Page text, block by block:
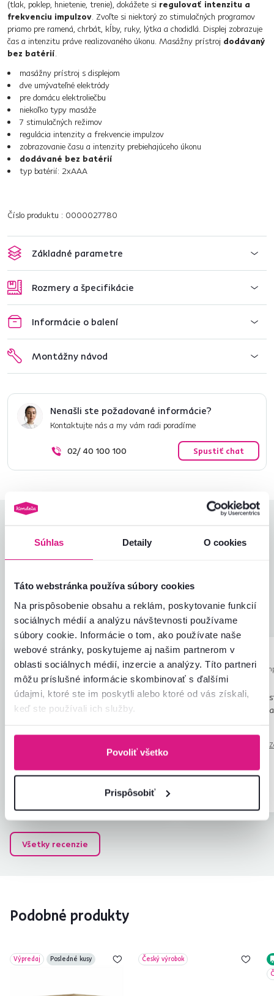
Súhlas Detaily O cookies
Táto webstránka používa súbory cookies
Na prispôsobenie obsahu a reklám, poskytovanie funkcií
sociálnych médií a analýzu návštevnosti používame
súbory cookie. Informácie o tom, ako používate naše
webové stránky, poskytujeme aj našim partnerom v
oblasti sociálnych médií, inzercie a analýzy. Títo partneri
môžu príslušné informácie skombinovať s ďalšími
údajmi, ktoré ste im poskytli alebo ktoré od vás získali,
keď ste používali ich služby.
Povoliť všetko
Prispôsobiť
(tlak, poklep, hnietenie, trenie), dokážete si regulovať intenzitu a
frekvenciu impulzov. Zvoľte si niektorý zo stimulačných programov
priamo pre ramená, chrbát, kĺby, ruky, lýtka a chodidlá. Displej zobrazuje
čas a intenzitu práve realizovaného úkonu. Masážny prístroj dodávaný
bez batérií.
masážny prístroj s displejom
dve umývateľné elektródy
pre domácu elektroliečbu
niekoľko typy masáže
7 stimulačných režimov
regulácia intenzity a frekvencie impulzov
zobrazovanie času a intenzity prebiehajúceho úkonu
dodávané bez batérií
typ batérií: 2xAAA
Číslo produktu : 0000027780
Základné parametre
Rozmery a špecifikácie
Informácie o balení
Montážny návod
Nenašli ste požadované informácie?
Kontaktujte nás a my vám radi poradíme
02/ 40 100 100 Spustiť chat
427recenzií
Zodpovedá očakávaniam
Pomer hodnoty a ceny
4,6
P
Pamela S.
14.7.2026, Škofljica,
Slovinsko
hviezdičiek
Veľmi dobré!!
(0x)
M
Mihaela B.
12.3.2024,
Rumunsko
Tento produkt som
ešte som ho
Všetky recenzie
Podobné produkty
Výpredaj Posledné kusy
Český výrobok